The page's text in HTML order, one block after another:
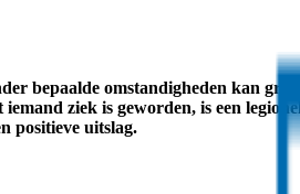
bepaalde omstandigheden kan
ziek is geworden, is een
positieve uitslag.